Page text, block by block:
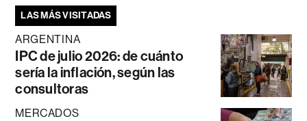
LAS MÁS VISITADAS
ARGENTINA
IPC de julio 2026: de cuánto
sería la inflación, según las
consultoras
MERCADOS